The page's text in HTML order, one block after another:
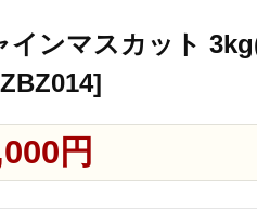
インマスカット
円